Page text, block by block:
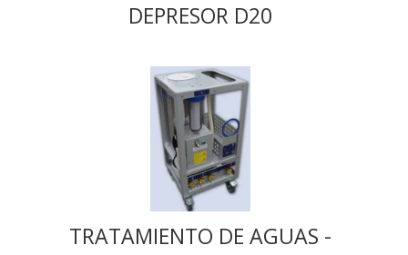
DEPRESOR D20
TRATAMIENTO DE AGUAS -